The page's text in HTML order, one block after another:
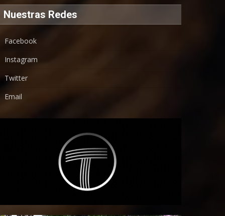
Nuestras Redes
Facebook
Instagram
Twitter
Email